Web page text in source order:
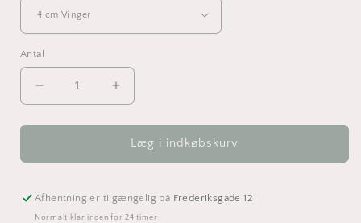
Antal
Reducer
antallet
for
i
-
Julepynt
Øg
antallet
for
Vinger
i
-
Julepynt
Læg i indkøbskurv
Afhentning er tilgængelig på Frederiksgade 12
Normalt klar inden for 24 timer